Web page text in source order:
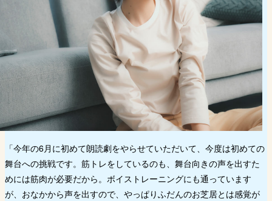
「今年の6月に初めて朗読劇をやらせていただいて、今度は初めての
舞台への挑戦です。筋トレをしているのも、舞台向きの声を出すた
めには筋肉が必要だから。ボイストレーニングにも通っています
が、おなかから声を出すので、やっぱりふだんのお芝居とは感覚が